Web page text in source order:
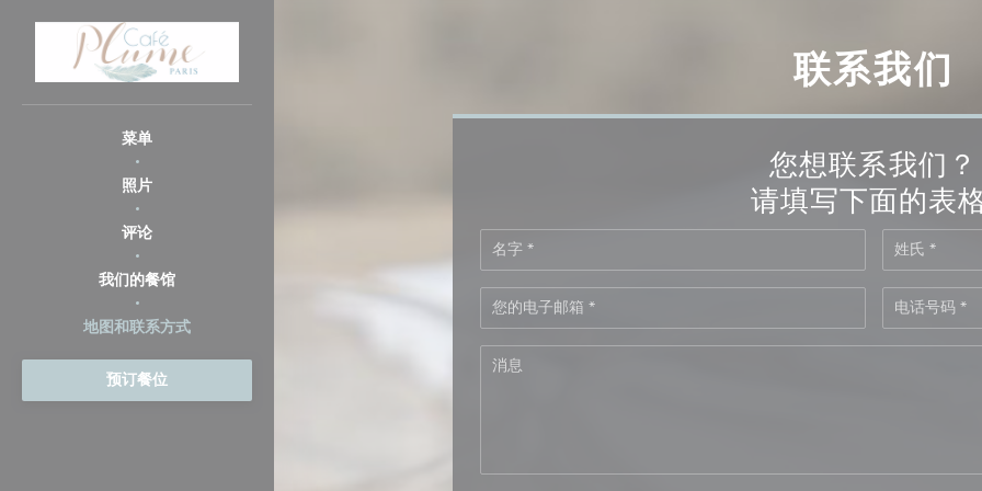
菜单
照片
评论
我们的餐馆
地图和联系方式
预订餐位
联系我们
您想联系我们？
请填写下面的表